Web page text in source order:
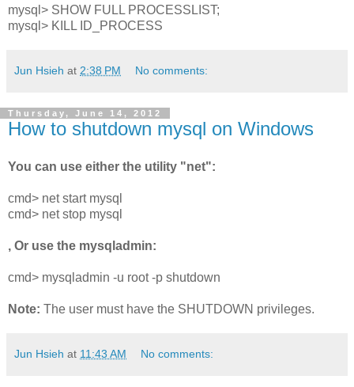
mysql> SHOW FULL PROCESSLIST;
mysql> KILL ID_PROCESS
Jun Hsieh at 2:38 PM No comments:
Thursday, June 14, 2012
How to shutdown mysql on Windows
You can use either the utility "net":
cmd> net start mysql
cmd> net stop mysql
, Or use the mysqladmin:
cmd> mysqladmin -u root -p shutdown
Note: The user must have the SHUTDOWN privileges.
Jun Hsieh at 11:43 AM No comments: